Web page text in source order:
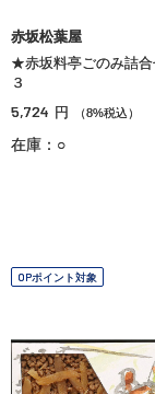
赤坂松葉屋
★赤坂料亭ごのみ詰合
３
5,724 円 （8%税込）
在庫：○
OPポイント対象